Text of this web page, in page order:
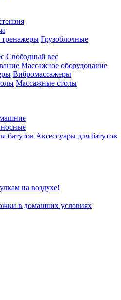
Грузоблочные
Свободный вес
Массажное оборудование
Вибромассажеры
Массажные столы
Аксессуары для батутов
на воздухе!
в домашних условиях